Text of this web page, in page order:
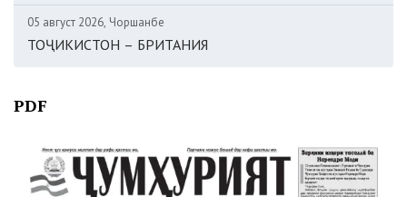
05 август 2026, Чоршанбе
ТОҶИКИСТОН – БРИТАНИЯ
PDF